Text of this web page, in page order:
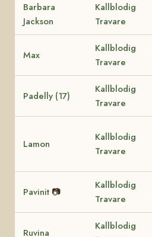
Barbara
Jackson
Kallblodig
Travare
Max
Kallblodig
Travare
Padelly (17)
Kallblodig
Travare
Lamon
Kallblodig
Travare
Pavinit 📷
Kallblodig
Travare
Ruvina
Kallblodig